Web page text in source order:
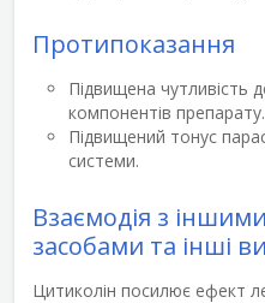
Протипоказання
Підвищена чутливість
компонентів препарату.
Підвищений тонус
системи.
Взаємодія з
засобами та інші
Цитиколін посилює ефект